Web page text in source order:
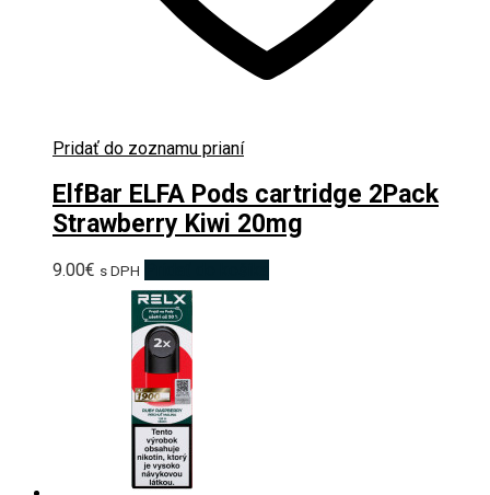
Pridať do zoznamu prianí
ElfBar ELFA Pods cartridge 2Pack
Strawberry Kiwi 20mg
9.00€ s DPH